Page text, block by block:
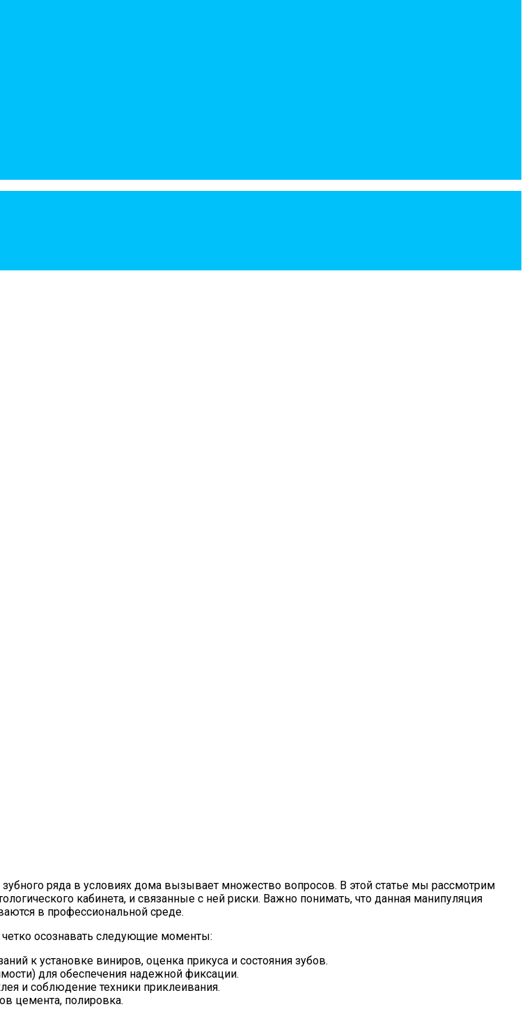
ряда в условиях дома вызывает множество вопросов. В этой статье мы рассмотрим
кабинета, и связанные с ней риски. Важно понимать, что данная манипуляция
в профессиональной среде.
осознавать следующие моменты:
к установке виниров, оценка прикуса и состояния зубов.
для обеспечения надежной фиксации.
и соблюдение техники приклеивания.
цемента, полировка.